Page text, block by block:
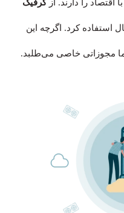
اقتصاد را دارند. ازگرفیک
استفاده کرد. اگرچه این
مجوزاتی خاصی می‌طلبد.